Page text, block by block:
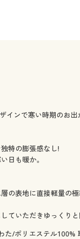
ンで寒い時期のお出
特の膨張感なし!
日も暖か。
の表地に直接軽量の
ていただきゆっくり
/ポリエステル